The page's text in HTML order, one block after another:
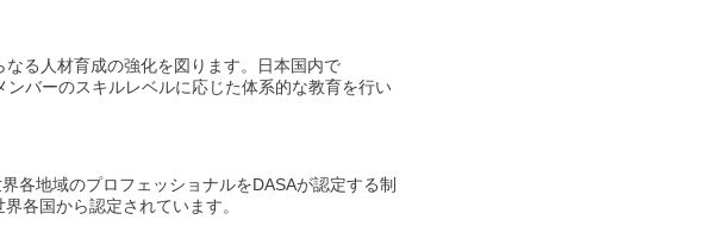
る人材育成の強化を図ります。日本国内で
バーのスキルレベルに応じた体系的な教育を行い
各地域のプロフェッショナルをDASAが認定する制
各国から認定されています。